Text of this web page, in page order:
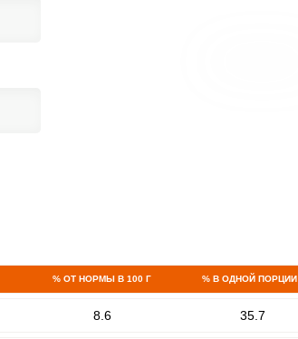
% ОТ НОРМЫ В 100 Г % В ОДНОЙ ПОРЦИИ
8.6 35.7